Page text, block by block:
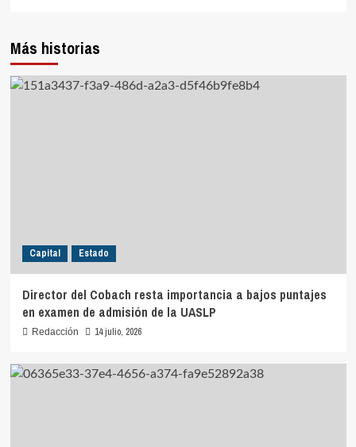
Más historias
Capital Estado
Director del Cobach resta importancia a bajos puntajes
en examen de admisión de la UASLP
Redacción 14 julio, 2026